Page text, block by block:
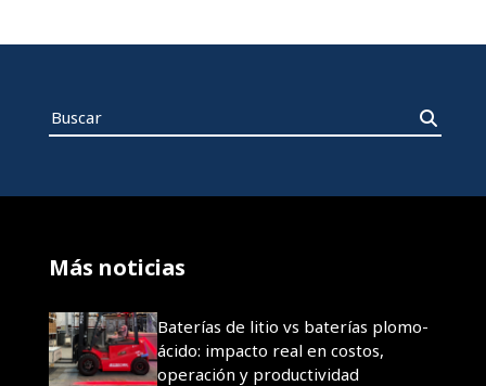
Más noticias
Baterías de litio vs baterías plomo-
ácido: impacto real en costos,
operación y productividad